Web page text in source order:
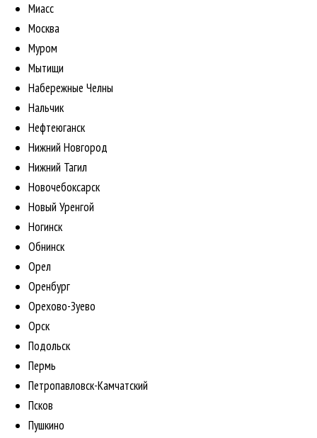
Миасс
Москва
Муром
Мытищи
Набережные Челны
Нальчик
Нефтеюганск
Нижний Новгород
Нижний Тагил
Новочебоксарск
Новый Уренгой
Ногинск
Обнинск
Орел
Оренбург
Орехово-Зуево
Орск
Подольск
Пермь
Петропавловск-Камчатский
Псков
Пушкино